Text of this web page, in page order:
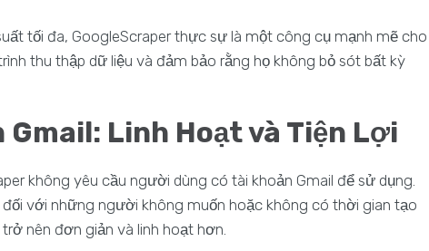
tối đa, GoogleScraper thực sự là một công cụ mạnh mẽ cho
thu thập dữ liệu và đảm bảo rằng họ không bỏ sót bất kỳ
Gmail: Linh Hoạt và Tiện Lợi
không yêu cầu người dùng có tài khoản Gmail để sử dụng.
với những người không muốn hoặc không có thời gian tạo
nên đơn giản và linh hoạt hơn.